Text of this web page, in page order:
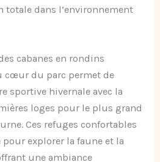
dans l’environnement
cabanes en rondins
cœur du parc permet de
sportive hivernale avec la
loges pour le plus grand
Ces refuges confortables
pour explorer la faune et la
une ambiance